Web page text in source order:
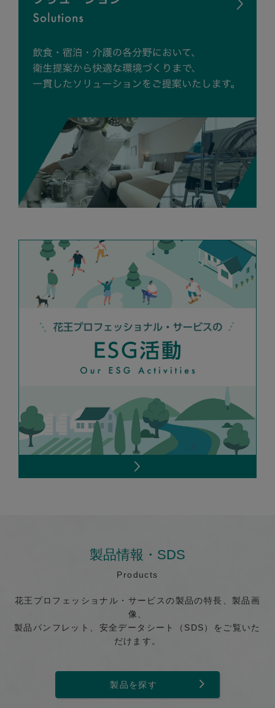
製品情報・SDS
Products
花王プロフェッショナル・サービスの製品の特長、製品画
像、
製品パンフレット、安全データシート（SDS）をご覧いた
だけます。
製品を探す